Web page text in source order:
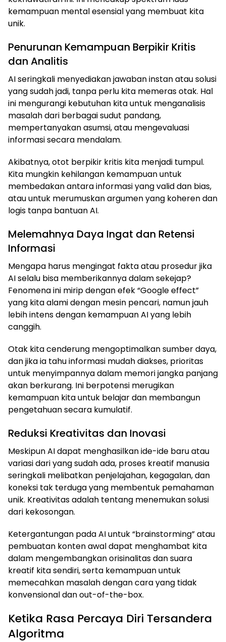
kemampuan mental esensial yang membuat kita
unik.
Penurunan Kemampuan Berpikir Kritis
dan Analitis
AI seringkali menyediakan jawaban instan atau solusi
yang sudah jadi, tanpa perlu kita memeras otak. Hal
ini mengurangi kebutuhan kita untuk menganalisis
masalah dari berbagai sudut pandang,
mempertanyakan asumsi, atau mengevaluasi
informasi secara mendalam.
Akibatnya, otot berpikir kritis kita menjadi tumpul.
Kita mungkin kehilangan kemampuan untuk
membedakan antara informasi yang valid dan bias,
atau untuk merumuskan argumen yang koheren dan
logis tanpa bantuan AI.
Melemahnya Daya Ingat dan Retensi
Informasi
Mengapa harus mengingat fakta atau prosedur jika
AI selalu bisa memberikannya dalam sekejap?
Fenomena ini mirip dengan efek “Google effect”
yang kita alami dengan mesin pencari, namun jauh
lebih intens dengan kemampuan AI yang lebih
canggih.
Otak kita cenderung mengoptimalkan sumber daya,
dan jika ia tahu informasi mudah diakses, prioritas
untuk menyimpannya dalam memori jangka panjang
akan berkurang. Ini berpotensi merugikan
kemampuan kita untuk belajar dan membangun
pengetahuan secara kumulatif.
Reduksi Kreativitas dan Inovasi
Meskipun AI dapat menghasilkan ide-ide baru atau
variasi dari yang sudah ada, proses kreatif manusia
seringkali melibatkan penjelajahan, kegagalan, dan
koneksi tak terduga yang membentuk pemahaman
unik. Kreativitas adalah tentang menemukan solusi
dari kekosongan.
Ketergantungan pada AI untuk “brainstorming” atau
pembuatan konten awal dapat menghambat kita
dalam mengembangkan orisinalitas dan suara
kreatif kita sendiri, serta kemampuan untuk
memecahkan masalah dengan cara yang tidak
konvensional dan out-of-the-box.
Ketika Rasa Percaya Diri Tersandera
Algoritma